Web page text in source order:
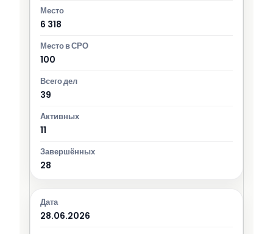
6 318
100
39
11
28
28.06.2026